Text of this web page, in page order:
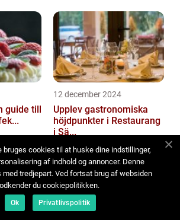
guide till
12 december 2024
Upplev gastronomiska
höjdpunkter i Restaurang
i Sä...
bruges cookies til at huske dine indstillinger,
af indhold og annoncer. Denne
med tredjepart. Ved fortsat brug af websiden
du cookiepolitikken.
Ok Privatlivspolitik